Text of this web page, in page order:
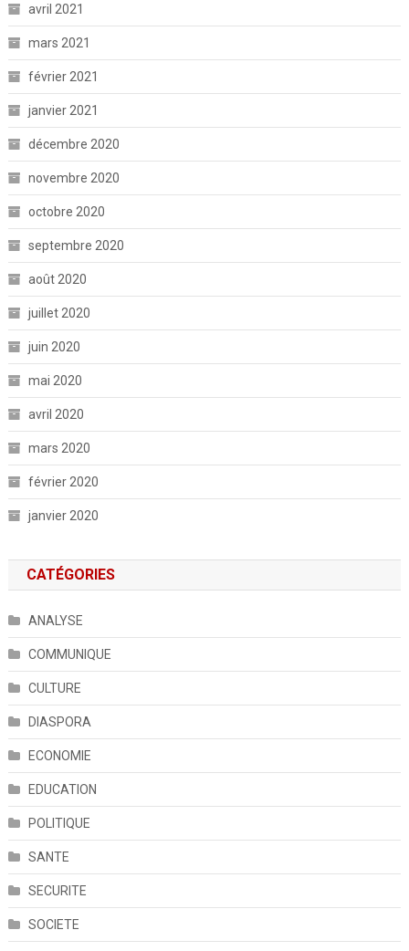
avril 2021
mars 2021
février 2021
janvier 2021
décembre 2020
novembre 2020
octobre 2020
septembre 2020
août 2020
juillet 2020
juin 2020
mai 2020
avril 2020
mars 2020
février 2020
janvier 2020
CATÉGORIES
ANALYSE
COMMUNIQUE
CULTURE
DIASPORA
ECONOMIE
EDUCATION
POLITIQUE
SANTE
SECURITE
SOCIETE